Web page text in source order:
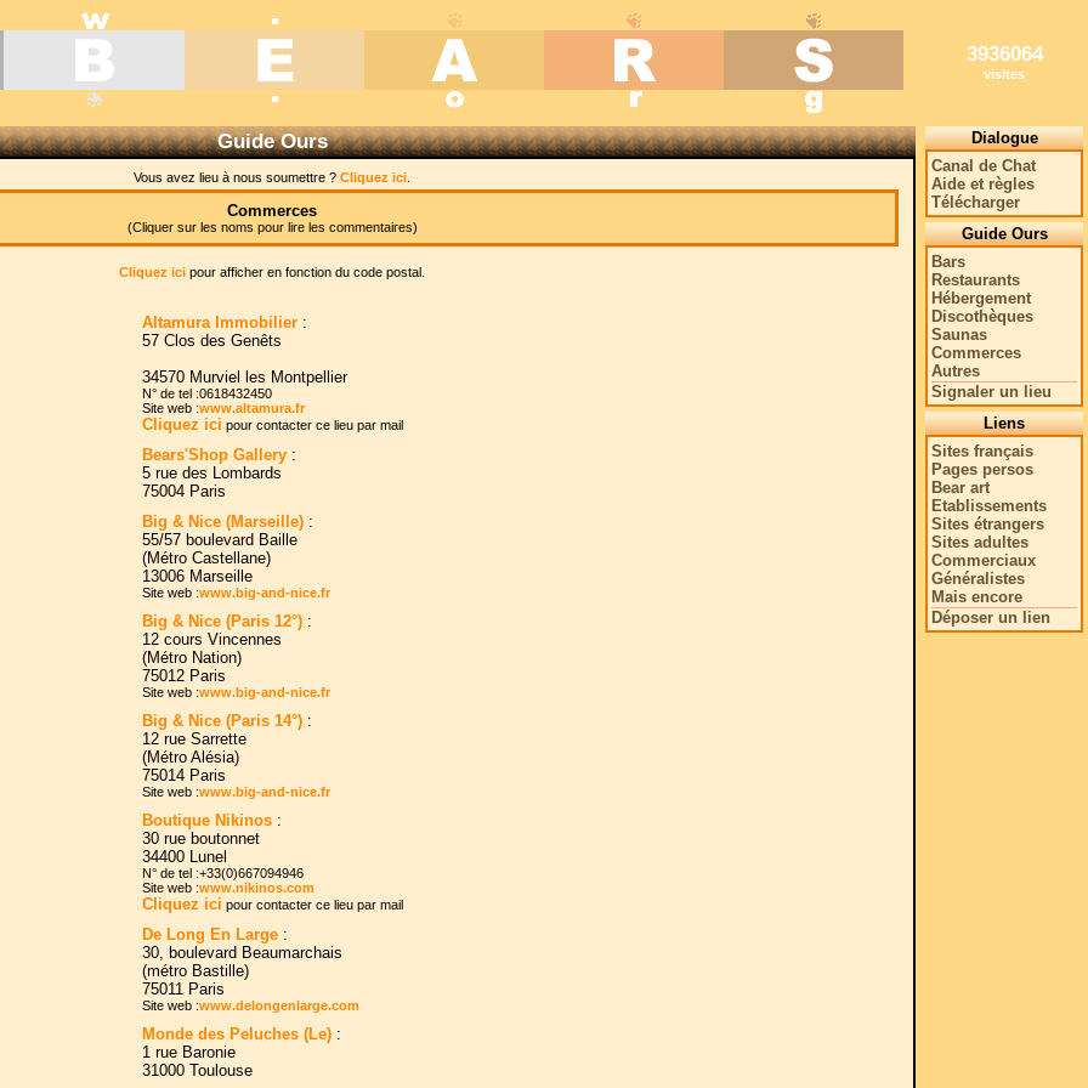
3936064
visites
Guide Ours
Vous avez lieu à nous soumettre ? Cliquez ici
Commerces
(Cliquer sur les noms pour lire les commentaires)
Cliquez ici pour afficher en fonction du code postal.
Altamura Immobilier:
57 Clos des Genêts
34570 Murviel les Montpellier
N° de tel :0618432450
Site web :www.altamura.fr
Cliquez ici pour contacter ce lieu par mail
Bears'Shop Gallery:
5 rue des Lombards
75004 Paris
Big & Nice (Marseille):
55/57 boulevard Baille
(Métro Castellane)
13006 Marseille
Site web :www.big-and-nice.fr
Big & Nice (Paris 12°):
12 cours Vincennes
(Métro Nation)
75012 Paris
Site web :www.big-and-nice.fr
Big & Nice (Paris 14°):
12 rue Sarrette
(Métro Alésia)
75014 Paris
Site web :www.big-and-nice.fr
Boutique Nikinos:
30 rue boutonnet
34400 Lunel
N° de tel :+33(0)667094946
Site web :www.nikinos.com
Cliquez ici pour contacter ce lieu par mail
De Long En Large:
30, boulevard Beaumarchais
(métro Bastille)
75011 Paris
Site web :www.delongenlarge.com
Monde des Peluches (Le):
1 rue Baronie
31000 Toulouse
Dialogue
Canal de Chat
Aide et règles
Télécharger
Guide Ours
Bars
Restaurants
Hébergement
Discothèques
Saunas
Commerces
Autres
Signaler un lieu
Liens
Sites français
Pages persos
Bear art
Etablissements
Sites étrangers
Sites adultes
Commerciaux
Généralistes
Mais encore
Déposer un lien